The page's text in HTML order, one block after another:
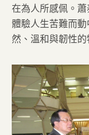
在為人所感佩。
體驗人生苦難而
然、溫和與韌性